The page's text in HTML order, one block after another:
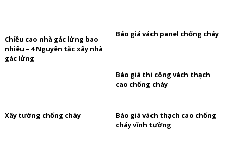
Chiều cao nhà gác lửng bao
nhiêu – 4 Nguyên tắc xây nhà
gác lửng
Báo giá vách panel chống cháy
Báo giá thi công vách thạch
cao chống cháy
Xây tường chống cháy
Báo giá vách thạch cao chống
cháy vĩnh tường